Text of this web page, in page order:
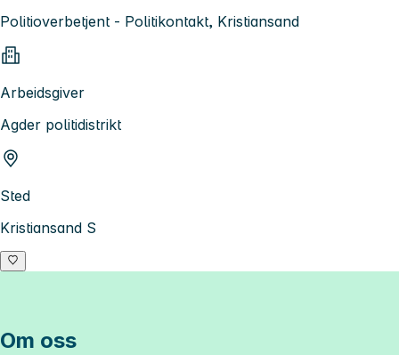
Politioverbetjent - Politikontakt, Kristiansand
Arbeidsgiver
Agder politidistrikt
Sted
Kristiansand S
Om oss